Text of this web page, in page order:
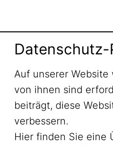
Datenschutz-
Auf unserer
von ihnen sind
beiträgt, diese
verbessern.
Hier finden Sie eine